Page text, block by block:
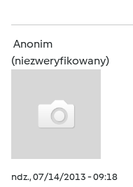
Anonim
(niezweryfikowany)
ndz., 07/14/2013 - 09:18